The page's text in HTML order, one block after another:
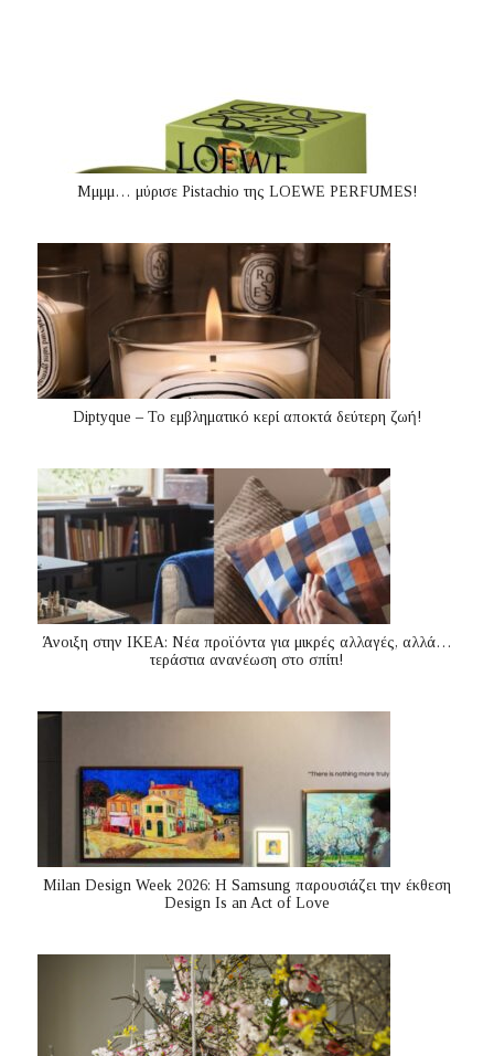
Μμμμ… μύρισε Pistachio της LOEWE PERFUMES!
Diptyque – Το εμβληματικό κερί αποκτά δεύτερη ζωή!
Άνοιξη στην ΙΚΕΑ: Νέα προϊόντα για μικρές αλλαγές, αλλά…
τεράστια ανανέωση στο σπίτι!
Milan Design Week 2026: Η Samsung παρουσιάζει την έκθεση
Design Is an Act of Love